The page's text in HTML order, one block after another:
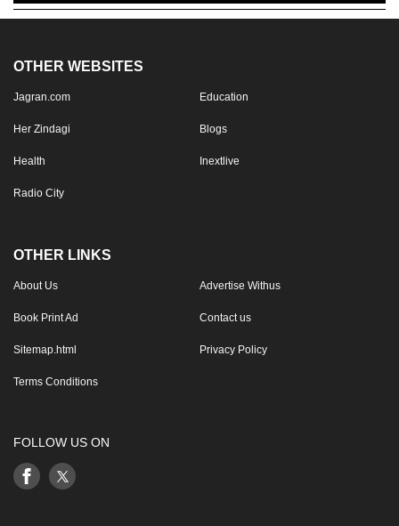
OTHER WEBSITES
Jagran.com Education
Her Zindagi Blogs
Health Inextlive
Radio City
OTHER LINKS
About Us Advertise Withus
Book Print Ad Contact us
Sitemap.html Privacy Policy
Terms Conditions
FOLLOW US ON